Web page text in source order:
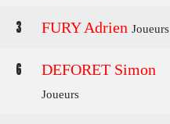
3 FURY Adrien Joueurs
6 DEFORET Simon
Joueurs